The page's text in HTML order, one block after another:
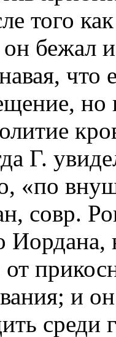
того
он бежал
что
но
Г.
«по
совр.
и
среди